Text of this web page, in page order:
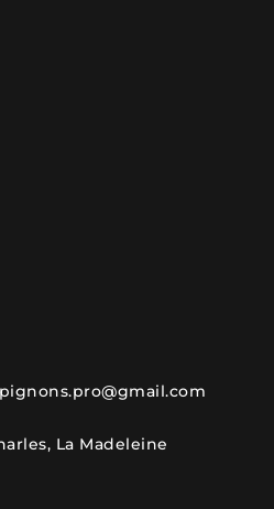
La Madeleine